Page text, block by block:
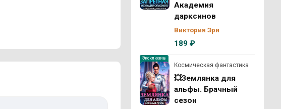
Академия
дарксинов
Виктория Эри
189 ₽
Эксклюзив
Космическая фантастика
💥Землянка для
альфы. Брачный
сезон